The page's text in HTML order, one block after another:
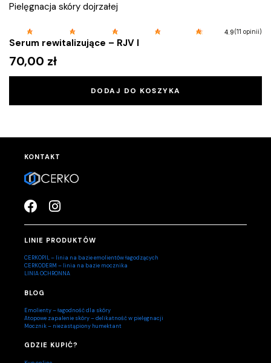
Serum rewitalizujące – RJV I
Pielęgnacja skóry dojrzałej
70,00 zł
4.9(11 opinii)
DODAJ DO KOSZYKA
KONTAKT
LINIE PRODUKTÓW
CERKOPIL – linia na bazie emolientów łagodzących
CERKODERM – linia na bazie mocznika
LINIA OCHRONNA
BLOG
Emolienty – łagodność dla skóry
Atopowe zapalenie skóry – delikatność w pielęgnacji
Mocznik – niezastąpiony humektant
GDZIE KUPIĆ?